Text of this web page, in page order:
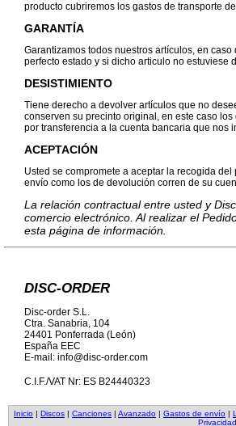
producto cubriremos los gastos de transporte
GARANTÍA
Garantizamos todos nuestros artículos, en
perfecto estado y si dicho articulo no estuviese
DESISTIMIENTO
Tiene derecho a devolver artículos que no
conserven su precinto original, en este caso
por transferencia a la cuenta bancaria que nos
ACEPTACIÓN
Usted se compromete a aceptar la recogida
envío como los de devolución corren de su
La relación contractual entre usted y
comercio electrónico. Al realizar el
esta página de información.
DISC-ORDER
Disc-order S.L.
Ctra. Sanabria, 104
24401 Ponferrada (León)
España EEC
E-mail: info@disc-order.com
C.I.F./VAT Nr: ES B24440323
Inicio | Discos | Canciones | Avanzado | Gastos de envío |
Privacidad